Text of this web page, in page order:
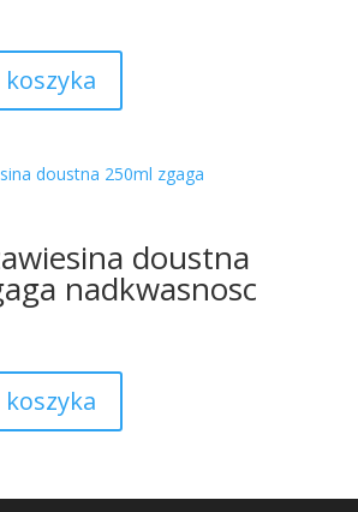
doustna
nadkwasnosc